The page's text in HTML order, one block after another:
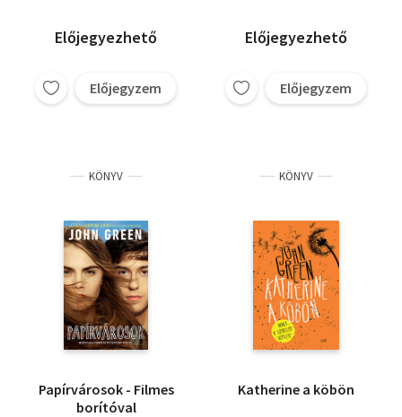
Előjegyezhető
Előjegyzem
Előjegyezhető
Előjegyzem
KÖNYV
Papírvárosok - Filmes
borítóval
KÖNYV
Katherine a köbön